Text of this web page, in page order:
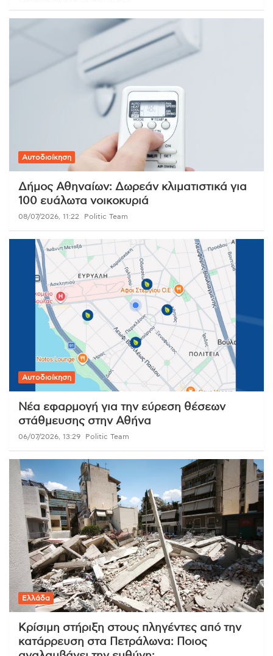
Αυτοδιοίκηση
Δήμος Αθηναίων: Δωρεάν κλιματιστικά για
100 ευάλωτα νοικοκυριά
08/07/2026, 11:22 Politic Team
Αυτοδιοίκηση
Νέα εφαρμογή για την εύρεση θέσεων
στάθμευσης στην Αθήνα
06/07/2026, 13:29 Politic Team
Ελλάδα
Κρίσιμη στήριξη στους πληγέντες από την
κατάρρευση στα Πετράλωνα: Ποιος